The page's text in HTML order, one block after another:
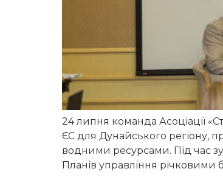
24 липня команда Асоціації
ЄС для Дунайського регіону,
водними ресурсами. Під час
Планів управління річковими